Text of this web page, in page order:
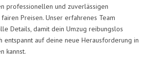
professionellen und zuverlässigen
fairen Preisen. Unser erfahrenes Team
Details, damit dein Umzug reibungslos
entspannt auf deine neue Herausforderung in
kannst.